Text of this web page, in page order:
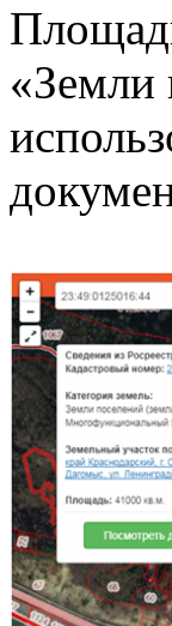
«Земли